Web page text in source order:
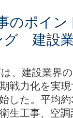
のポイ
グ 建設
、建設業界
戦力化を実
した。平均
生工事、空